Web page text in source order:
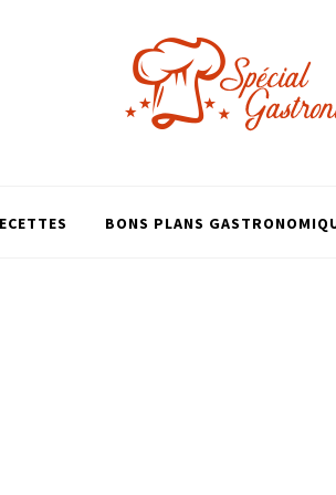
BONS PLANS